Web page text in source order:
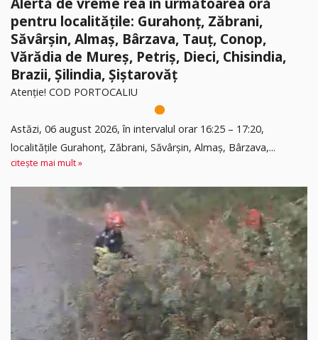
pentru localitățile: Gurahonț, Zăbrani,
Săvârșin, Almaș, Bârzava, Tauț, Conop,
Vărădia de Mureș, Petriș, Dieci, Chisindia,
Brazii, Șilindia, Șiștarovăț
Atenție! COD PORTOCALIU
Astăzi, 06 august 2026, în intervalul orar 16:25 – 17:20,
localitățile Gurahonț, Zăbrani, Săvârșin, Almaș, Bârzava,...
citește mai mult »